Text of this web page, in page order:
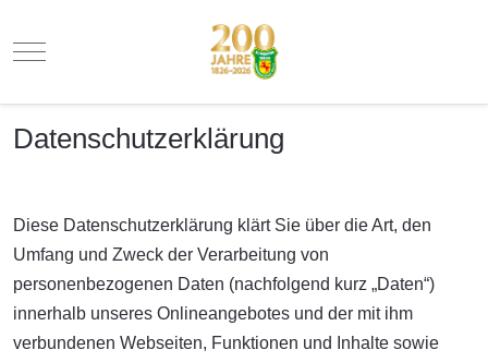
Mobile Menu Toggle
Datenschutzerklärung
Diese Datenschutzerklärung klärt Sie über die Art, den
Umfang und Zweck der Verarbeitung von
personenbezogenen Daten (nachfolgend kurz „Daten“)
innerhalb unseres Onlineangebotes und der mit ihm
verbundenen Webseiten, Funktionen und Inhalte sowie